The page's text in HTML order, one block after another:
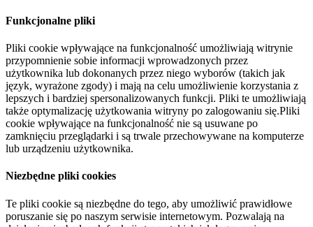
Funkcjonalne pliki
Pliki cookie wpływające na funkcjonalność umożliwiają witrynie
przypomnienie sobie informacji wprowadzonych przez
użytkownika lub dokonanych przez niego wyborów (takich jak
język, wyrażone zgody) i mają na celu umożliwienie korzystania z
lepszych i bardziej spersonalizowanych funkcji. Pliki te umożliwiają
także optymalizację użytkowania witryny po zalogowaniu się.Pliki
cookie wpływające na funkcjonalność nie są usuwane po
zamknięciu przeglądarki i są trwale przechowywane na komputerze
lub urządzeniu użytkownika.
Niezbędne pliki cookies
Te pliki cookie są niezbędne do tego, aby umożliwić prawidłowe
poruszanie się po naszym serwisie internetowym. Pozwalają na